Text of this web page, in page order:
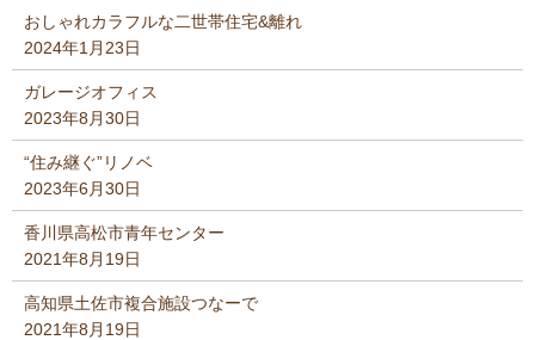
おしゃれカラフルな二世帯住宅&離れ
2024年1月23日
ガレージオフィス
2023年8月30日
“住み継ぐ”リノベ
2023年6月30日
香川県高松市青年センター
2021年8月19日
高知県土佐市複合施設つなーで
2021年8月19日